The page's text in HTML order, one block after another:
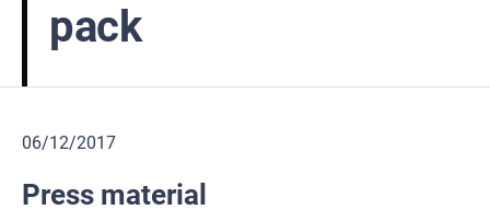
pack
06/12/2017
Press material